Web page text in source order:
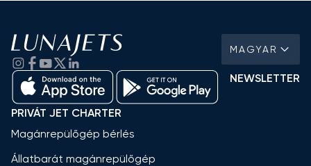
MAGYAR
NEWSLETTER
PRIVÁT JET CHARTER
Magánrepülőgép bérlés
Állatbarát magánrepülőgép